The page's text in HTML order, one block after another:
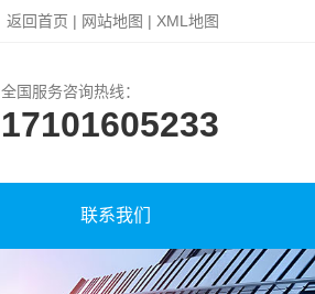
返回首页 | 网站地图 | XML地图
全国服务咨询热线：
17101605233
联系我们